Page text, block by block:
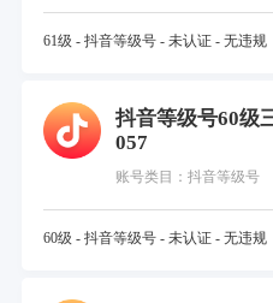
61级 - 抖音等级号 - 未认证 - 无违规
抖音等级号60级
057
账号类目：抖音等级号
60级 - 抖音等级号 - 未认证 - 无违规